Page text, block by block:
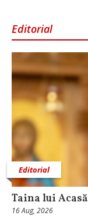
Editorial
Editorial
Taina lui Acasă
16 Aug, 2026